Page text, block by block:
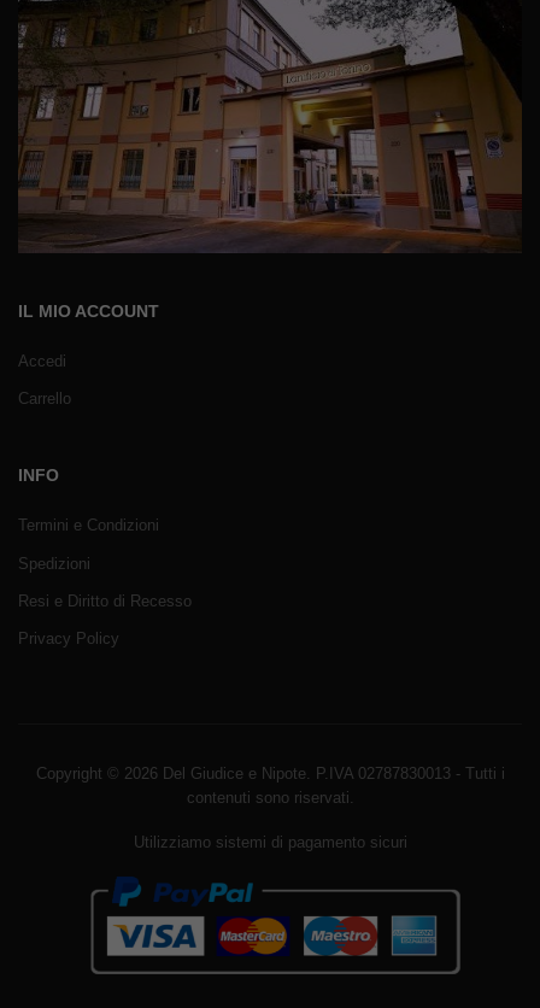
IL MIO ACCOUNT
Accedi
Carrello
INFO
Termini e Condizioni
Spedizioni
Resi e Diritto di Recesso
Privacy Policy
Copyright © 2026 Del Giudice e Nipote. P.IVA 02787830013 - Tutti i
contenuti sono riservati.
Utilizziamo sistemi di pagamento sicuri